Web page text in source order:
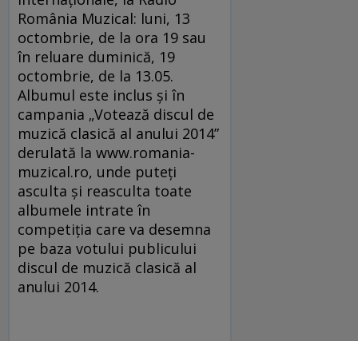
România Muzical: luni, 13
octombrie, de la ora 19 sau
în reluare duminică, 19
octombrie, de la 13.05.
Albumul este inclus şi în
campania „Votează discul de
muzică clasică al anului 2014”
derulată la www.romania-
muzical.ro, unde puteţi
asculta şi reasculta toate
albumele intrate în
competiţia care va desemna
pe baza votului publicului
discul de muzică clasică al
anului 2014.